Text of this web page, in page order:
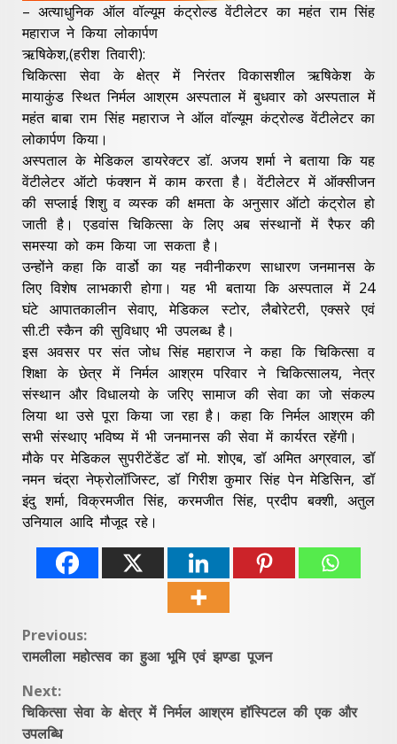
– अत्याधुनिक ऑल वॉल्यूम कंट्रोल्ड वेंटीलेटर का महंत राम सिंह
महाराज ने किया लोकार्पण
ऋषिकेश,(हरीश तिवारी):
चिकित्सा सेवा के क्षेत्र में निरंतर विकासशील ऋषिकेश के
मायाकुंड स्थित निर्मल आश्रम अस्पताल में बुधवार को अस्पताल में
महंत बाबा राम सिंह महाराज ने ऑल वॉल्यूम कंट्रोल्ड वेंटीलेटर का
लोकार्पण किया।
अस्पताल के मेडिकल डायरेक्टर डॉ. अजय शर्मा ने बताया कि यह
वेंटीलेटर ऑटो फंक्शन में काम करता है। वेंटीलेटर में ऑक्सीजन
की सप्लाई शिशु व व्यस्क की क्षमता के अनुसार ऑटो कंट्रोल हो
जाती है। एडवांस चिकित्सा के लिए अब संस्थानों में रैफर की
समस्या को कम किया जा सकता है।
उन्होंने कहा कि वार्डो का यह नवीनीकरण साधारण जनमानस के
लिए विशेष लाभकारी होगा। यह भी बताया कि अस्पताल में 24
घंटे आपातकालीन सेवाए, मेडिकल स्टोर, लैबोरेटरी, एक्सरे एवं
सी.टी स्कैन की सुविधाए भी उपलब्ध है।
इस अवसर पर संत जोध सिंह महाराज ने कहा कि चिकित्सा व
शिक्षा के छेत्र में निर्मल आश्रम परिवार ने चिकित्सालय, नेत्र
संस्थान और विधालयो के जरिए सामाज की सेवा का जो संकल्प
लिया था उसे पूरा किया जा रहा है। कहा कि निर्मल आश्रम की
सभी संस्थाए भविष्य में भी जनमानस की सेवा में कार्यरत रहेंगी।
मौके पर मेडिकल सुपरीटेंडेंट डॉ मो. शोएब, डॉ अमित अग्रवाल, डॉ
नमन चंद्रा नेफ्रोलॉजिस्ट, डॉ गिरीश कुमार सिंह पेन मेडिसिन, डॉ
इंदु शर्मा, विक्रमजीत सिंह, करमजीत सिंह, प्रदीप बक्शी, अतुल
उनियाल आदि मौजूद रहे।
Continue
Previous:
रामलीला महोत्सव का हुआ भूमि एवं झण्डा पूजन
Next:
चिकित्सा सेवा के क्षेत्र में निर्मल आश्रम हॉस्पिटल की एक और
उपलब्धि